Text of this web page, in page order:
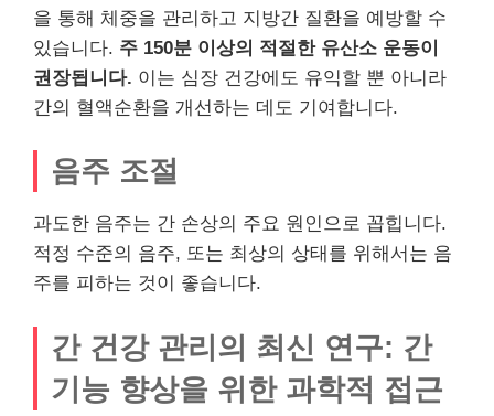
을 통해 체중을 관리하고 지방간 질환을 예방할 수
있습니다. 주 150분 이상의 적절한 유산소 운동이
권장됩니다. 이는 심장 건강에도 유익할 뿐 아니라
간의 혈액순환을 개선하는 데도 기여합니다.
음주 조절
과도한 음주는 간 손상의 주요 원인으로 꼽힙니다.
적정 수준의 음주, 또는 최상의 상태를 위해서는 음
주를 피하는 것이 좋습니다.
간 건강 관리의 최신 연구: 간
기능 향상을 위한 과학적 접근